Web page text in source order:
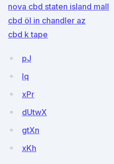
nova cbd staten island mall
cbd öl in chandler az
cbd k tape
pJ
lq
xPr
dUtwX
gtXn
xKh